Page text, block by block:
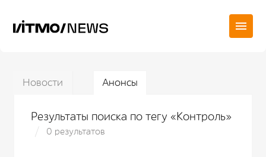
Новости Анонсы
Результаты поиска по тегу «Контроль»
0 результатов